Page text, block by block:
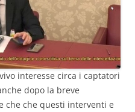
interesse circa i captatori
dopo la breve
che che questi interventi e